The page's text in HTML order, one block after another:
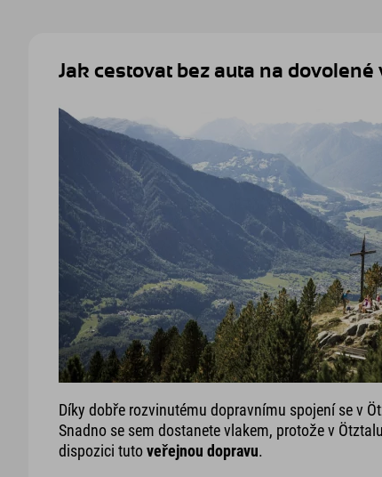
Jak cestovat bez auta na dovolené
Díky dobře rozvinutému dopravnímu spojení se v
Snadno se sem dostanete vlakem, protože v
dispozici tutoveřejnou dopravu.